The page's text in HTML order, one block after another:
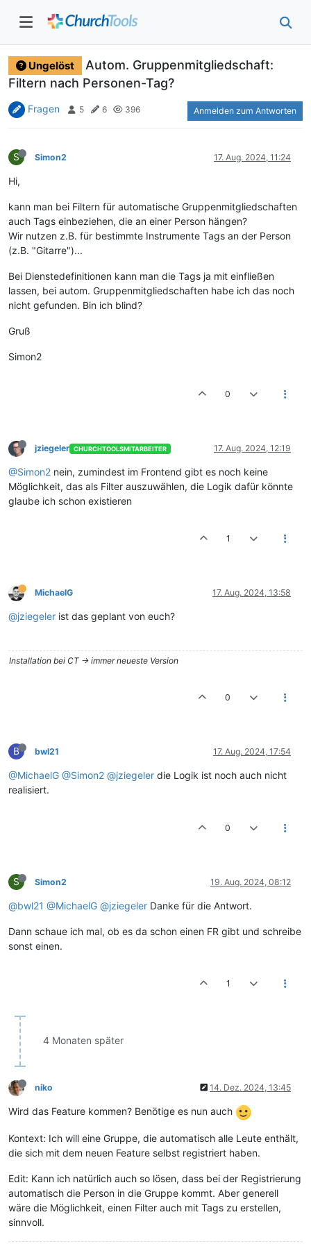
Ungelöst
Autom. Gruppenmitgliedschaft:
Filtern nach Personen-Tag?
Fragen 5 6 396 Anmelden zum Antworten
S Simon2 17. Aug. 2024, 11:24
Hi,
kann man bei Filtern für automatische Gruppenmitgliedschaften
auch Tags einbeziehen, die an einer Person hängen?
Wir nutzen z.B. für bestimmte Instrumente Tags an der Person
(z.B. "Gitarre")...
Bei Dienstedefinitionen kann man die Tags ja mit einfließen
lassen, bei autom. Gruppenmitgliedschaften habe ich das noch
nicht gefunden. Bin ich blind?
Gruß
Simon2
0
jziegeler CHURCHTOOLSMITARBEITER 17. Aug. 2024, 12:19
@Simon2 nein, zumindest im Frontend gibt es noch keine
Möglichkeit, das als Filter auszuwählen, die Logik dafür könnte
glaube ich schon existieren
1
MichaelG 17. Aug. 2024, 13:58
@jziegeler ist das geplant von euch?
Installation bei CT -> immer neueste Version
0
B bwl21 17. Aug. 2024, 17:54
@MichaelG @Simon2 @jziegeler die Logik ist noch auch nicht
realisiert.
0
S Simon2 19. Aug. 2024, 08:12
@bwl21 @MichaelG @jziegeler Danke für die Antwort.
Dann schaue ich mal, ob es da schon einen FR gibt und schreibe
sonst einen.
1
4 Monaten später
niko 14. Dez. 2024, 13:45
Wird das Feature kommen? Benötige es nun auch
Kontext: Ich will eine Gruppe, die automatisch alle Leute enthält,
die sich mit dem neuen Feature selbst registriert haben.
Edit: Kann ich natürlich auch so lösen, dass bei der Registrierung
automatisch die Person in die Gruppe kommt. Aber generell
wäre die Möglichkeit, einen Filter auch mit Tags zu erstellen,
sinnvoll.